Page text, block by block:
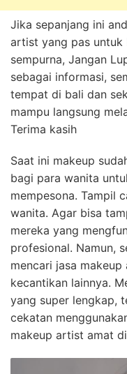
Jika sepanjang ini
artist yang pas untuk
sempurna, Jangan
sebagai informasi,
tempat di bali dan
mampu langsung
Terima kasih
Saat ini makeup
bagi para wanita
mempesona. Tampil
wanita. Agar bisa
mereka yang
profesional. Namun,
mencari jasa
kecantikan lainnya.
yang super lengkap,
cekatan
makeup artist amat